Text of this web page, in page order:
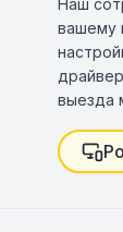
Наш
вашему
выезда